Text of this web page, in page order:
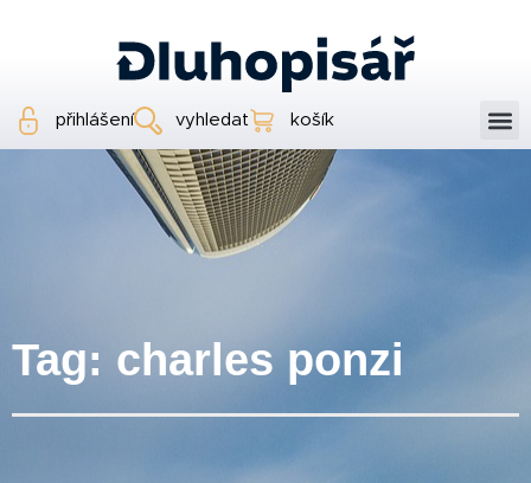
přihlášení vyhledat košík
Tag: charles ponzi